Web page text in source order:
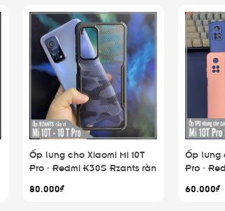
Ốp lưng cho Xiaomi Mi 10T
Pro - Redmi K30S Rzants rằn
80.000₫
Ốp lưng
Pro -
camera
60.000₫